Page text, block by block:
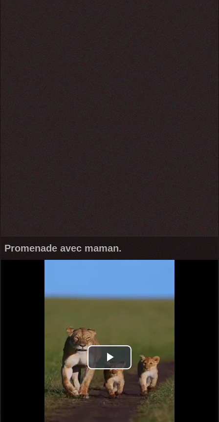
Promenade avec maman.
Play
Video